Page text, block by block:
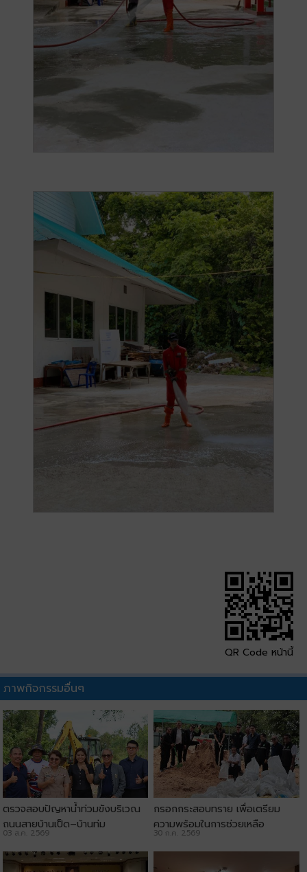
QR Code หน้านี้
ภาพกิจกรรมอื่นๆ
ตรวจสอบปัญหาน้ำท่วมขังบริเวณ
ถนนสายบ้านเป็ด–บ้านทุ่ม
03 ส.ค. 2569
กรอกกระสอบทราย เพื่อเตรียม
ความพร้อมในการช่วยเหลือ
ประชาชน
30 ก.ค. 2569